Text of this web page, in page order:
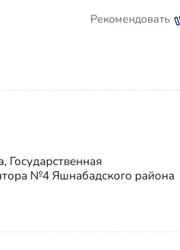
Рекомендовать
Государственная
№4 Яшнабадского района